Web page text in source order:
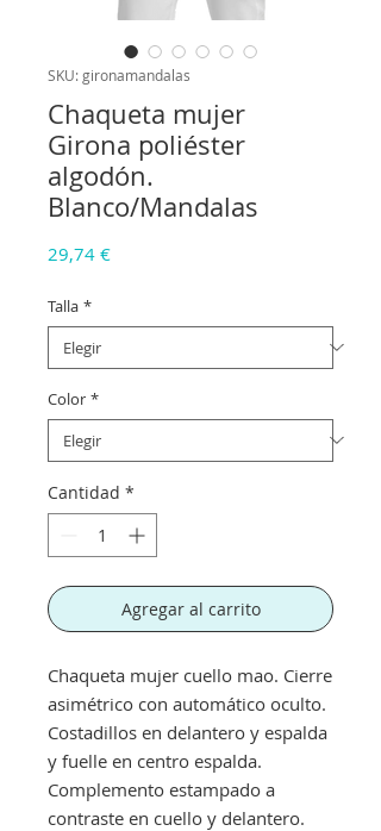
SKU: gironamandalas
Chaqueta mujer
Girona poliéster
algodón.
Blanco/Mandalas
29,74 €Precio
Talla *
Color *
Cantidad *
Agregar al carrito
Chaqueta mujer cuello mao. Cierre
asimétrico con automático oculto.
Costadillos en delantero y espalda
y fuelle en centro espalda.
Complemento estampado a
contraste en cuello y delantero.